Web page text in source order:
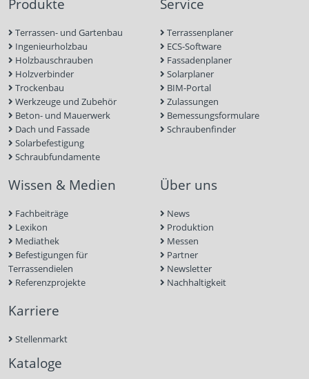
Produkte
Terrassen- und Gartenbau
Ingenieurholzbau
Holzbauschrauben
Holzverbinder
Trockenbau
Werkzeuge und Zubehör
Beton- und Mauerwerk
Dach und Fassade
Solarbefestigung
Schraubfundamente
Service
Terrassenplaner
ECS-Software
Fassadenplaner
Solarplaner
BIM-Portal
Zulassungen
Bemessungsformulare
Schraubenfinder
Wissen & Medien
Fachbeiträge
Lexikon
Mediathek
Befestigungen für
Terrassendielen
Referenzprojekte
Über uns
News
Produktion
Messen
Partner
Newsletter
Nachhaltigkeit
Karriere
Stellenmarkt
Kataloge